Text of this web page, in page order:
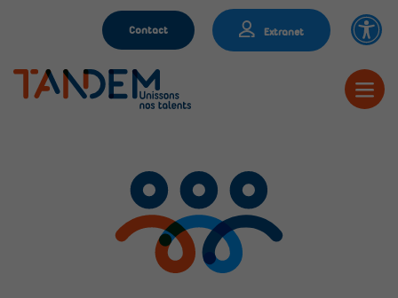
Contact Extranet